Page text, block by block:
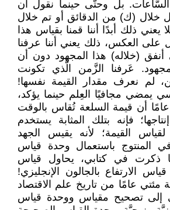
بل وحتّى حينما نقول أن
خلال (ك) من الدقائق أو تم خلال
ذلك أبدًا أننا قمنا بقياس هذا
على العكس، ذلك يعني أننا عرفنا
(خلاله) هذا المجهود دون أن
عَرفنا الزَّمن الَّذي تكونت
لم نعرف مقدار القيمة نفسها!
يمضي مجافيًا العِلم حينما يؤكد،
أن قيمة السلعة تُقاس بالوقت
فإنه بتلك المثابة يستخدم
القيمة؛ لأنه يقيس الجهد
في المنتوج باستعمال وحدة قياس
ذكرت في كتابي، يحاول قياس
الارتفاع بالجالون الإنجليزي!
مئتي عامًا من تاريخ علم الاقتصاد
إلى تصحيح مقياس ووحدة قياس